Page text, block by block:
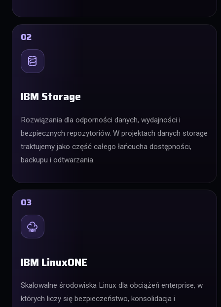
02
IBM Storage
Rozwiązania dla odporności danych, wydajności i
bezpiecznych repozytoriów. W projektach danych storage
traktujemy jako część całego łańcucha dostępności,
backupu i odtwarzania.
03
IBM LinuxONE
Skalowalne środowiska Linux dla obciążeń enterprise, w
których liczy się bezpieczeństwo, konsolidacja i